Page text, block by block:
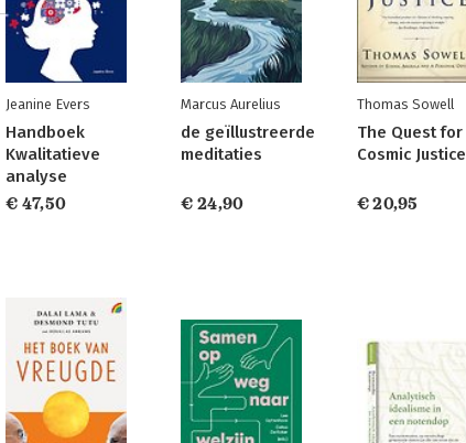
Jeanine Evers
Handboek
Kwalitatieve
analyse
€ 47,50
Marcus Aurelius
de geïllustreerde
meditaties
€ 24,90
Thomas Sowell
The Quest for
Cosmic Justice
€ 20,95